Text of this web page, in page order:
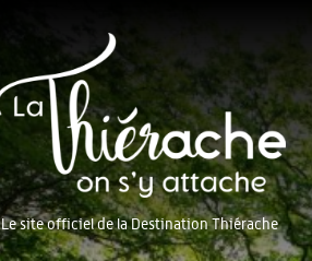
Le site officiel de la Destination Thiérache